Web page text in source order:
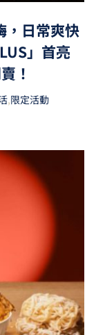
，日常爽快
」首亮
！
,限定活動